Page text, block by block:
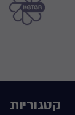
קטגוריות